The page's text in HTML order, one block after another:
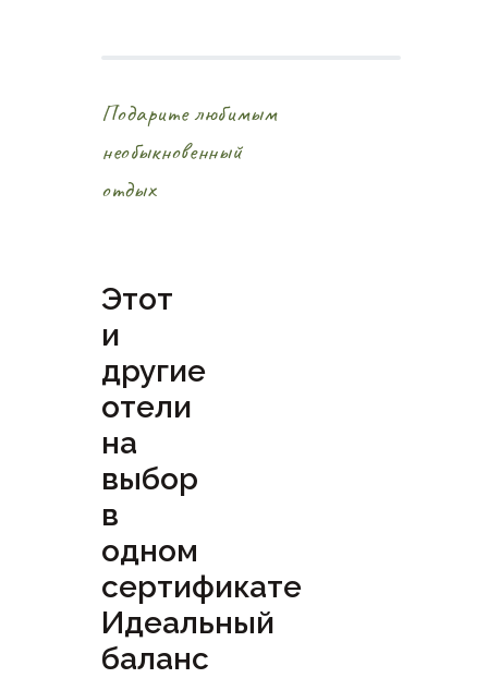
Подарите любимым
необыкновенный
отдых
Этот
и
другие
отели
на
выбор
в
одном
сертификате
Идеальный
баланс